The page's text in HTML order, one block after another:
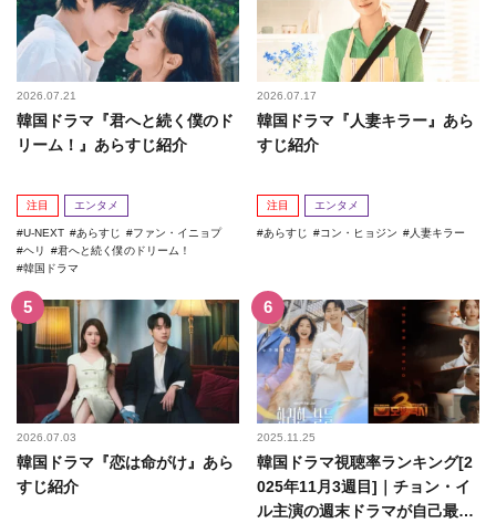
2026.07.21
韓国ドラマ『君へと続く僕のド
リーム！』あらすじ紹介
注目 エンタメ
U-NEXT あらすじ
ファン・イニョプ
ヘリ
君へと続く僕のドリーム！
韓国ドラマ
2026.07.17
韓国ドラマ『人妻キラー』あら
すじ紹介
注目 エンタメ
あらすじ コン・ヒョジン 人妻キラー
2026.07.03
韓国ドラマ『恋は命がけ』あら
すじ紹介
2025.11.25
韓国ドラマ視聴率ランキング[2
025年11月3週目]｜チョン・イ
ル主演の週末ドラマが自己最高